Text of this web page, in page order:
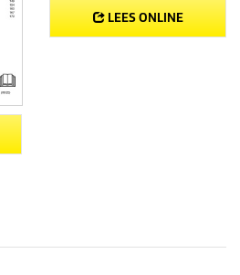
LEES ONLINE